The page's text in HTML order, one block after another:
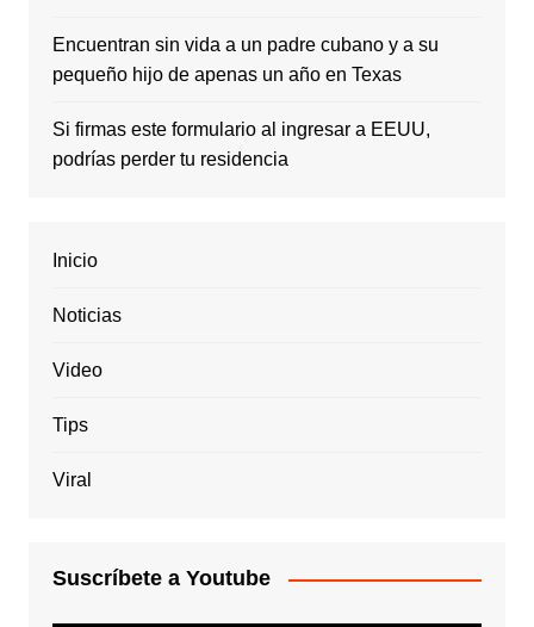
Encuentran sin vida a un padre cubano y a su
pequeño hijo de apenas un año en Texas
Si firmas este formulario al ingresar a EEUU,
podrías perder tu residencia
Inicio
Noticias
Video
Tips
Viral
Suscríbete a Youtube